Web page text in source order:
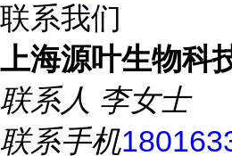
联系我们
上海源叶生物科
联系人 李女士
联系手机